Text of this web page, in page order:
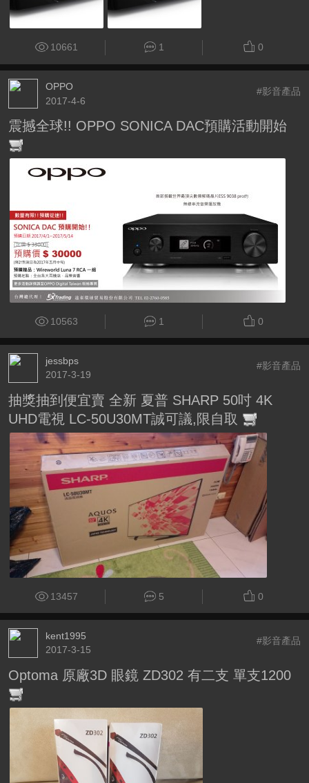
10661 1 0
OPPO
2017-4-6
#影音產品
震撼全球!! OPPO SONICA DAC預購活動開始
10563 1 0
jessbps
2017-3-19
#影音產品
抽獎抽到便宜賣 全新 夏普 SHARP 50吋 4K
UHD電視 LC-50U30MT誠可議,限自取
13457 5 0
kent1995
2017-3-15
#影音產品
Optoma 原廠3D 眼鏡 ZD302 有二支 單支1200